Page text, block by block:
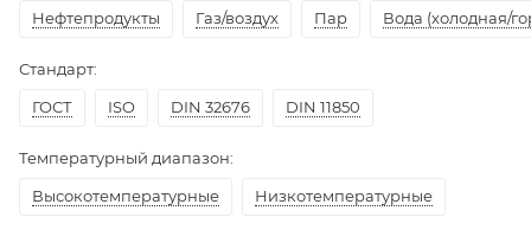
Нефтепродукты
Газ/воздух Пар Вода (холодная/
Стандарт:
ГОСТ
ISO DIN 32676 DIN 11850
Температурный диапазон:
Высокотемпературные
Низкотемпературные